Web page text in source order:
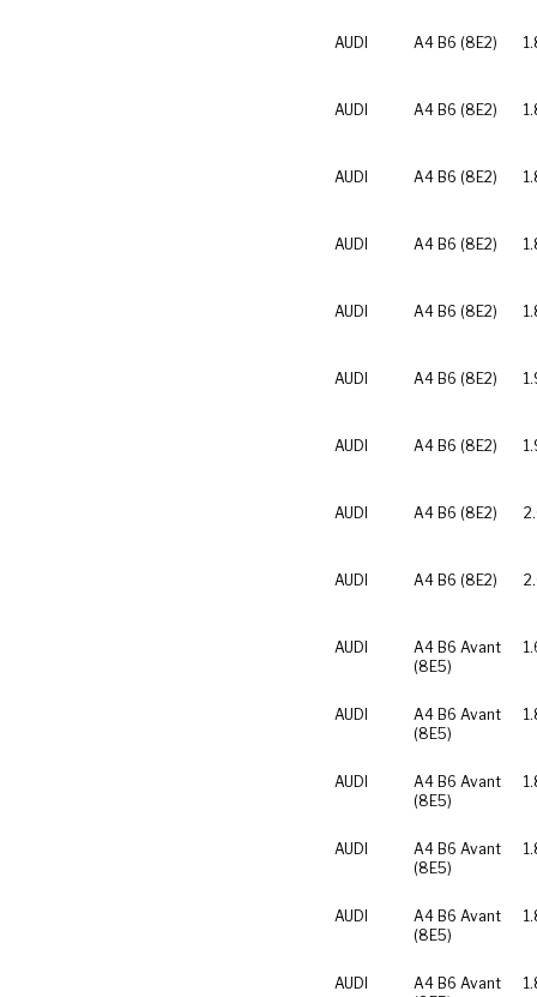
AUDI A4 B6 (8E2)
AUDI A4 B6 (8E2)
AUDI A4 B6 (8E2)
AUDI A4 B6 (8E2)
AUDI A4 B6 (8E2)
AUDI A4 B6 (8E2)
AUDI A4 B6 (8E2)
AUDI A4 B6 (8E2)
AUDI A4 B6 (8E2)
AUDI
A4 B6 Avant
(8E5)
AUDI
A4 B6 Avant
(8E5)
AUDI
A4 B6 Avant
(8E5)
AUDI
A4 B6 Avant
(8E5)
AUDI
A4 B6 Avant
(8E5)
AUDI
A4 B6 Avant